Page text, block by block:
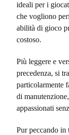
ideali per i
che vogliono
abilità di gioco
costoso.
Più leggere e
precedenza, si
particolarmente
di
appassionati
Pur peccando in